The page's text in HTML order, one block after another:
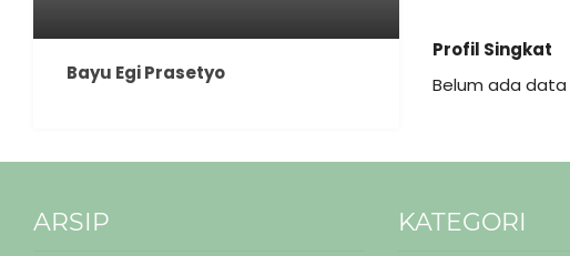
Bayu Egi Prasetyo
Profil Singkat
Belum ada data
ARSIP KATEGORI